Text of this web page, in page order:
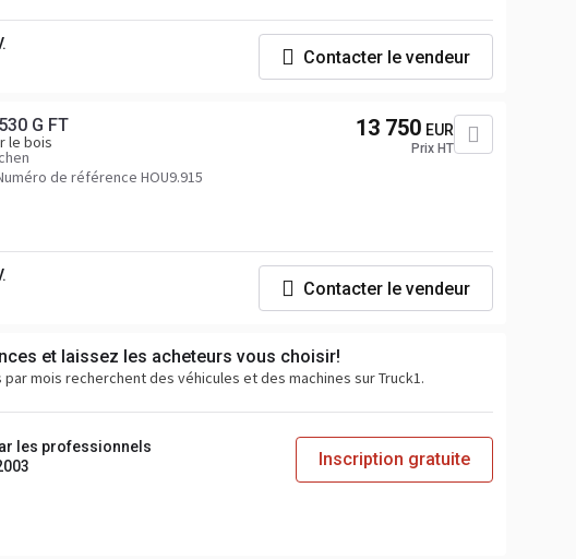
Contacter le vendeur
G FT
le bois
de référence HOU9.915
13 750 EUR
Prix HT
Contacter le vendeur
et laissez les acheteurs vous choisir!
mois recherchent des véhicules et des machines sur Truck1.
les professionnels
Inscription gratuite